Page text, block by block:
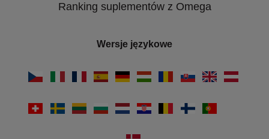
Ranking suplementów z Omega
Wersje językowe